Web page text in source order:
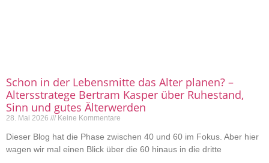
Schon in der Lebensmitte das Alter planen? –
Altersstratege Bertram Kasper über Ruhestand,
Sinn und gutes Älterwerden
28. Mai 2026 Keine Kommentare
Dieser Blog hat die Phase zwischen 40 und 60 im Fokus. Aber hier
wagen wir mal einen Blick über die 60 hinaus in die dritte